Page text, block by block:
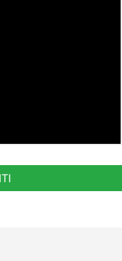
PESOBEB1
TEISINGUMO
Visuomeninių